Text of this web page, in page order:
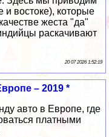
востоке), которые
жеста "да"
раскачивают
20 07 2026 1:52:19
– 2019 *
авто в Европе, где
платными